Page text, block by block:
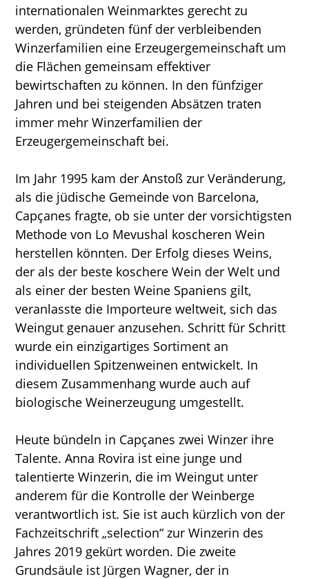
internationalen Weinmarktes gerecht zu
werden, gründeten fünf der verbleibenden
Winzerfamilien eine Erzeugergemeinschaft um
die Flächen gemeinsam effektiver
bewirtschaften zu können. In den fünfziger
Jahren und bei steigenden Absätzen traten
immer mehr Winzerfamilien der
Erzeugergemeinschaft bei.
Im Jahr 1995 kam der Anstoß zur Veränderung,
als die jüdische Gemeinde von Barcelona,
Capçanes fragte, ob sie unter der vorsichtigsten
Methode von Lo Mevushal koscheren Wein
herstellen könnten. Der Erfolg dieses Weins,
der als der beste koschere Wein der Welt und
als einer der besten Weine Spaniens gilt,
veranlasste die Importeure weltweit, sich das
Weingut genauer anzusehen. Schritt für Schritt
wurde ein einzigartiges Sortiment an
individuellen Spitzenweinen entwickelt. In
diesem Zusammenhang wurde auch auf
biologische Weinerzeugung umgestellt.
Heute bündeln in Capçanes zwei Winzer ihre
Talente. Anna Rovira ist eine junge und
talentierte Winzerin, die im Weingut unter
anderem für die Kontrolle der Weinberge
verantwortlich ist. Sie ist auch kürzlich von der
Fachzeitschrift „selection“ zur Winzerin des
Jahres 2019 gekürt worden. Die zweite
Grundsäule ist Jürgen Wagner, der in